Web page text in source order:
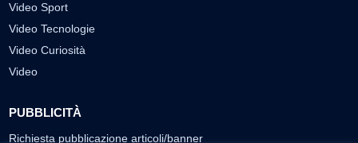
Video Sport
Video Tecnologie
Video Curiosità
Video
PUBBLICITÀ
Richiesta pubblicazione articoli/banner